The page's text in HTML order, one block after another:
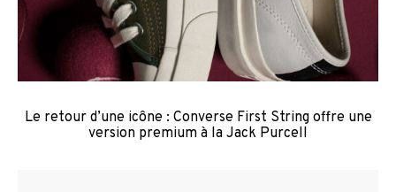
Le retour d’une icône : Converse First String offre une
version premium à la Jack Purcell